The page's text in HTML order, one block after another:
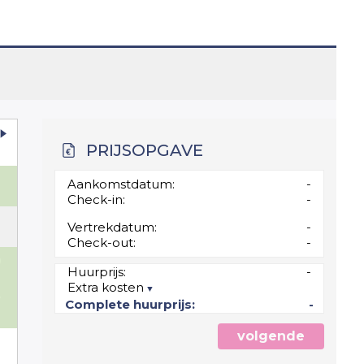
PRIJSOPGAVE
Aankomstdatum:
-
Check-in:
-
Vertrekdatum:
-
Check-out:
-
Huurprijs:
-
Extra kosten
Complete huurprijs:
-
volgende